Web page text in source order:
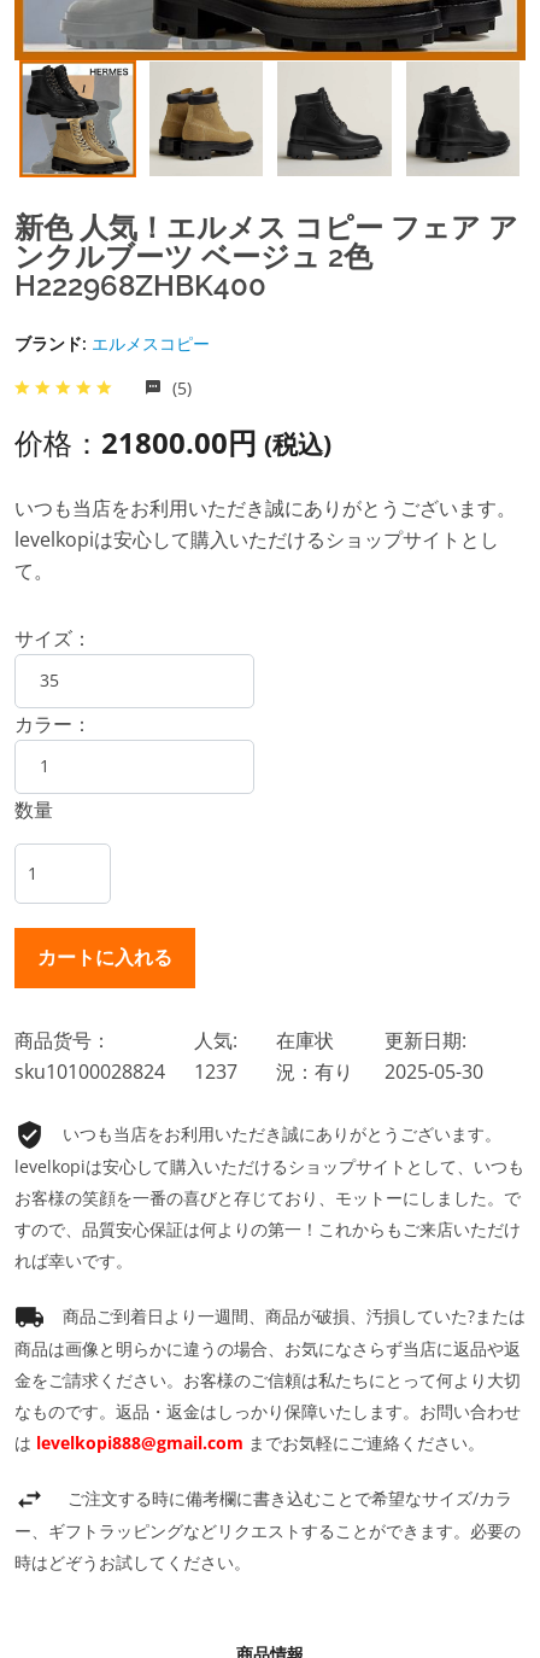
新色 人気！エルメス コピー フェア ア
ンクルブーツ ベージュ 2色
H222968ZHBK400
ブランド: エルメスコピー
(5)
价格： 21800.00円 (税込)
いつも当店をお利用いただき誠にありがとうございます。
levelkopiは安心して購入いただけるショップサイトとし
て。
サイズ：
カラー：
数量
商品货号：
sku10100028824
人気:
1237
在庫状
況：有り
更新日期:
2025-05-30
いつも当店をお利用いただき誠にありがとうございます。
levelkopiは安心して購入いただけるショップサイトとして、いつも
お客様の笑顔を一番の喜びと存じており、モットーにしました。で
すので、品質安心保証は何よりの第一！これからもご来店いただけ
れば幸いです。
商品ご到着日より一週間、商品が破損、汚損していた?または
商品は画像と明らかに違うの場合、お気になさらず当店に返品や返
金をご請求ください。お客様のご信頼は私たちにとって何より大切
なものです。返品・返金はしっかり保障いたします。お問い合わせ
は levelkopi888@gmail.com までお気軽にご連絡ください。
ご注文する時に備考欄に書き込むことで希望なサイズ/カラ
ー、ギフトラッピングなどリクエストすることができます。必要の
時はどぞうお試してください。